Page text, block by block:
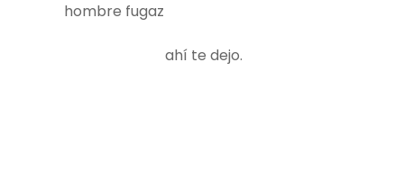
hombre fugaz
ahí te dejo.